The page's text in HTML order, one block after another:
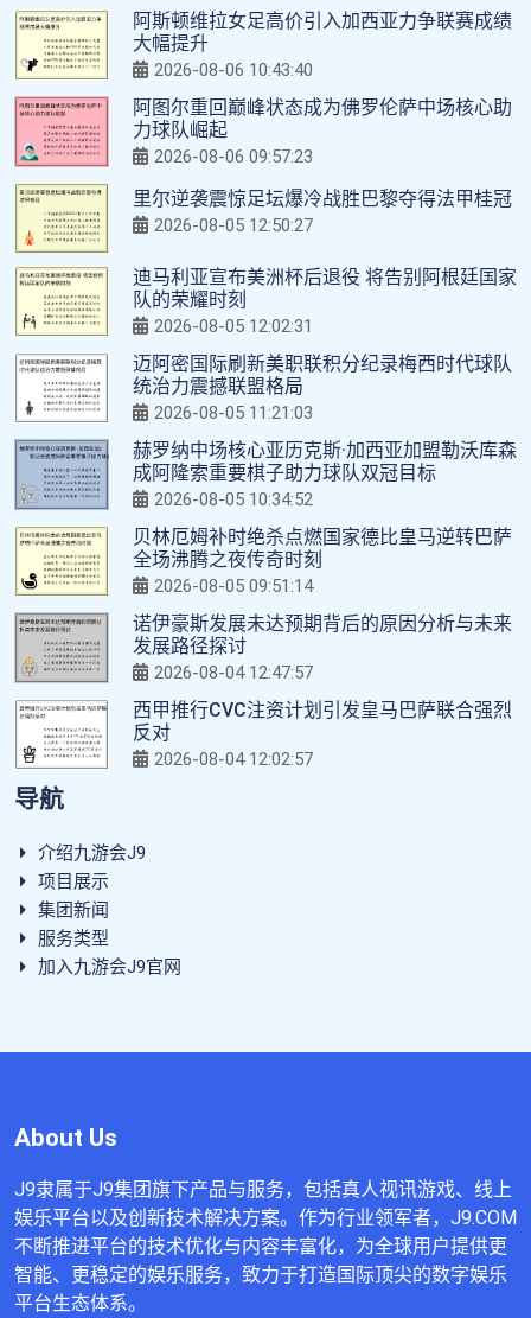
阿斯顿维拉女足高价引入加西亚力争联赛成绩
大幅提升
2026-08-06 10:43:40
阿图尔重回巅峰状态成为佛罗伦萨中场核心助
力球队崛起
2026-08-06 09:57:23
里尔逆袭震惊足坛爆冷战胜巴黎夺得法甲桂冠
2026-08-05 12:50:27
迪马利亚宣布美洲杯后退役 将告别阿根廷国家
队的荣耀时刻
2026-08-05 12:02:31
迈阿密国际刷新美职联积分纪录梅西时代球队
统治力震撼联盟格局
2026-08-05 11:21:03
赫罗纳中场核心亚历克斯·加西亚加盟勒沃库森
成阿隆索重要棋子助力球队双冠目标
2026-08-05 10:34:52
贝林厄姆补时绝杀点燃国家德比皇马逆转巴萨
全场沸腾之夜传奇时刻
2026-08-05 09:51:14
诺伊豪斯发展未达预期背后的原因分析与未来
发展路径探讨
2026-08-04 12:47:57
西甲推行CVC注资计划引发皇马巴萨联合强烈
反对
2026-08-04 12:02:57
导航
介绍九游会J9
项目展示
集团新闻
服务类型
加入九游会J9官网
About Us
J9隶属于J9集团旗下产品与服务，包括真人视讯游戏、线上
娱乐平台以及创新技术解决方案。作为行业领军者，J9.COM
不断推进平台的技术优化与内容丰富化，为全球用户提供更
智能、更稳定的娱乐服务，致力于打造国际顶尖的数字娱乐
平台生态体系。